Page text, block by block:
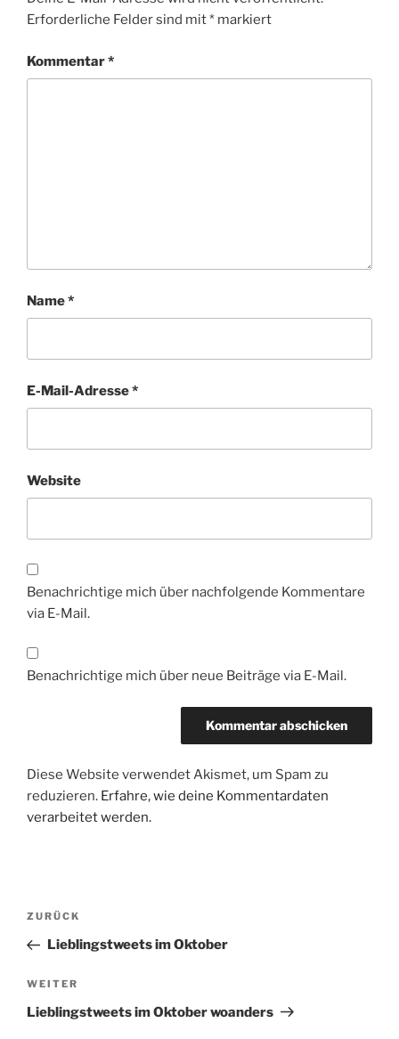
Erforderliche Felder sind mit* markiert
Kommentar*
Name*
E-Mail-Adresse*
Website
Benachrichtige mich über nachfolgende Kommentare
via E-Mail.
Benachrichtige mich über neue Beiträge via E-Mail.
Diese Website verwendet Akismet, um Spam zu
reduzieren. Erfahre, wie deine Kommentardaten
verarbeitet werden.
Beitragsnavigation
Vorheriger
Beitrag
ZURÜCK
Lieblingstweets im Oktober
Nächster
Beitrag
WEITER
Lieblingstweets im Oktober woanders